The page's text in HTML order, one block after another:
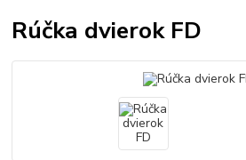
Rúčka dvierok FD